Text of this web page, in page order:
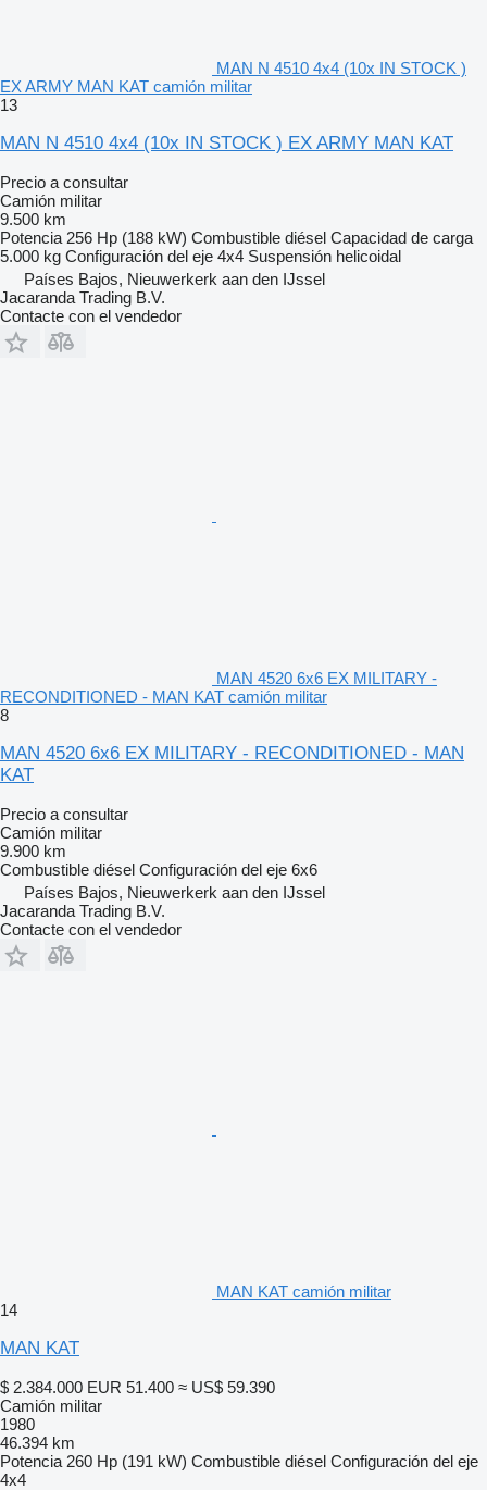
MAN N 4510 4x4 (10x IN STOCK )
EX ARMY MAN KAT camión militar
13
MAN N 4510 4x4 (10x IN STOCK ) EX ARMY MAN KAT
Precio a consultar
Camión militar
9.500 km
Potencia 256 Hp (188 kW) Combustible diésel Capacidad de carga
5.000 kg Configuración del eje 4x4 Suspensión helicoidal
Países Bajos, Nieuwerkerk aan den IJssel
Jacaranda Trading B.V.
Contacte con el vendedor
MAN 4520 6x6 EX MILITARY -
RECONDITIONED - MAN KAT camión militar
8
MAN 4520 6x6 EX MILITARY - RECONDITIONED - MAN
KAT
Precio a consultar
Camión militar
9.900 km
Combustible diésel Configuración del eje 6x6
Países Bajos, Nieuwerkerk aan den IJssel
Jacaranda Trading B.V.
Contacte con el vendedor
MAN KAT camión militar
14
MAN KAT
$ 2.384.000 EUR 51.400 ≈ US$ 59.390
Camión militar
1980
46.394 km
Potencia 260 Hp (191 kW) Combustible diésel Configuración del eje
4x4